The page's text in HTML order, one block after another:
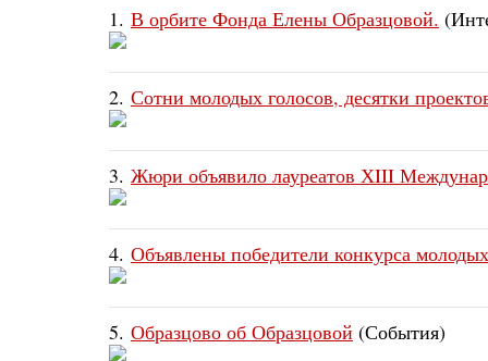
1. В орбите Фонда Елены Образцовой.
2. Сотни молодых голосов, десятки
3. Жюри объявило лауреатов ХIII
4. Объявлены победители конкурса
5. Образцово об Образцовой (События)